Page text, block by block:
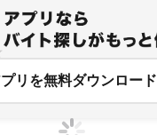
リを無料ダウンロード